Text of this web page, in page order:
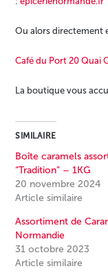
Ou alors directement
Café du Port 20 Quai
La boutique vous
SIMILAIRE
Boîte caramels
“Tradition” – 1KG
20 novembre 2024
Article similaire
Assortiment de
Normandie
31 octobre 2023
Article similaire